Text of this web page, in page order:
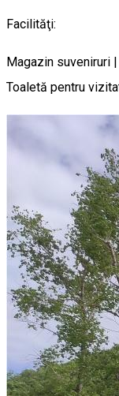
Facilităţi:
Magazin suveniruri
Toaletă pentru